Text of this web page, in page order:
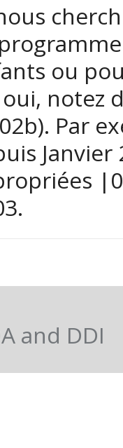
ou
notez
Par
Janvier
and DDI